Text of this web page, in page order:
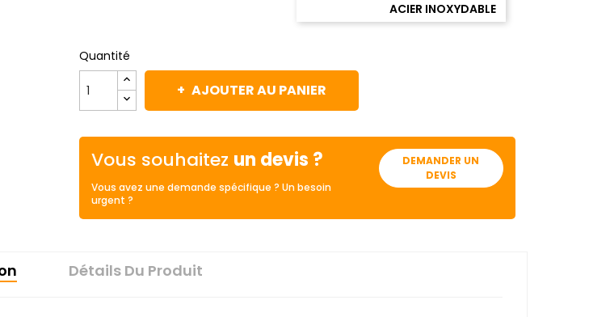
ACIER INOXYDABLE
Quantité
AJOUTER AU PANIER
Vous souhaitez un devis ?
Vous avez une demande spécifique ? Un besoin
urgent ?
DEMANDER UN
DEVIS
Détails Du Produit